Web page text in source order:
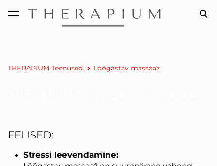
lisati ostukorvi. Vaata ostukorvi
THERAPIUM Teenused Lõõgastav massaaž
EELISED:
Stressi leevendamine: